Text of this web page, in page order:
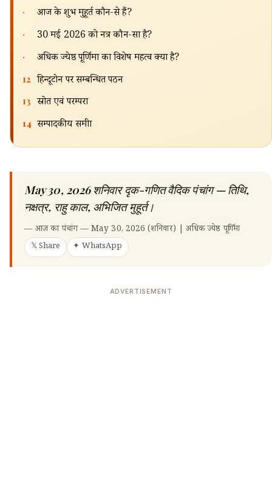
· आज के शुभ मुहूर्त कौन-से हैं?
· 30 मई 2026 को नक्षत्र कौन-सा है?
· अधिक ज्येष्ठ पूर्णिमा का विशेष महत्व क्या है?
12 हिन्दूटोन पर सम्बन्धित पठन
13 स्रोत एवं परम्परा
14 सम्पादकीय समीक्षा
May 30, 2026 शनिवार दृक-गणित वैदिक पंचांग — तिथि,
नक्षत्र, राहु काल, अभिजित मुहूर्त।
—आज का पंचांग — May 30, 2026 (शनिवार) | अधिक ज्येष्ठ पूर्णिमा
𝕏 Share ✦ WhatsApp
ADVERTISEMENT